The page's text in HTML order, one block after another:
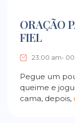
ORAÇÃO
FIEL
23:00 am-
Pegue um
queime e
cama, depois,